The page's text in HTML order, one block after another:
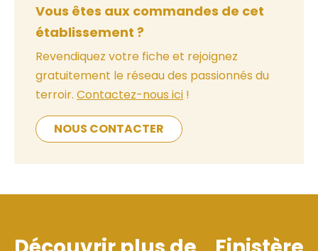
Vous êtes aux commandes de cet
établissement ?
Revendiquez votre fiche et rejoignez
gratuitement le réseau des passionnés du
terroir. Contactez-nous ici !
NOUS CONTACTER